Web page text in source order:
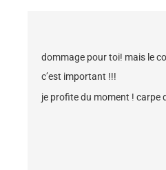
dommage pour toi! mais le
c’est important !!!
je profite du moment ! carpe